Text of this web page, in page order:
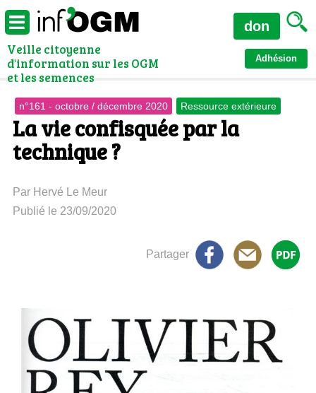
Veille citoyenne
d'information sur les OGM
et les semences
Adhésion
don
n°161 - octobre / décembre 2020 Ressource extérieure
La vie confisquée par la
technique ?
Par Hervé Le Meur
Publié le 23/09/2020
Partager